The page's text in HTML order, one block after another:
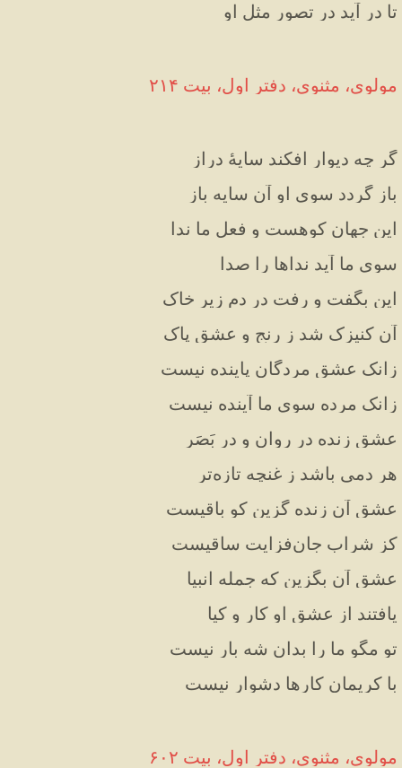
تا در آید در تصور مثل او
مولوی، مثنوی، دفتر اول، بیت ۲۱۴
گر چه دیوار افکند سایهٔ دراز
باز گردد سوی او آن سایه باز
این جهان کوهست و فعل ما ندا
سوی ما آید نداها را صدا
این بگفت و رفت در دم زیر خاک
آن کنیزک شد ز رنج و عشق پاک
زانک عشق مردگان پاینده نیست
زانک مرده سوی ما آینده نیست
عشق زنده در روان و در بَصَر
هر دمی باشد ز غنچه تازه‌تر
عشق آن زنده گزین کو باقیست
کز شراب جان‌فزایت ساقیست
عشق آن بگزین که جمله انبیا
یافتند از عشق او کار و کیا
تو مگو ما را بدان شه بار نیست
با کریمان کارها دشوار نیست
مولوی، مثنوی، دفتر اول، بیت ۶۰۲